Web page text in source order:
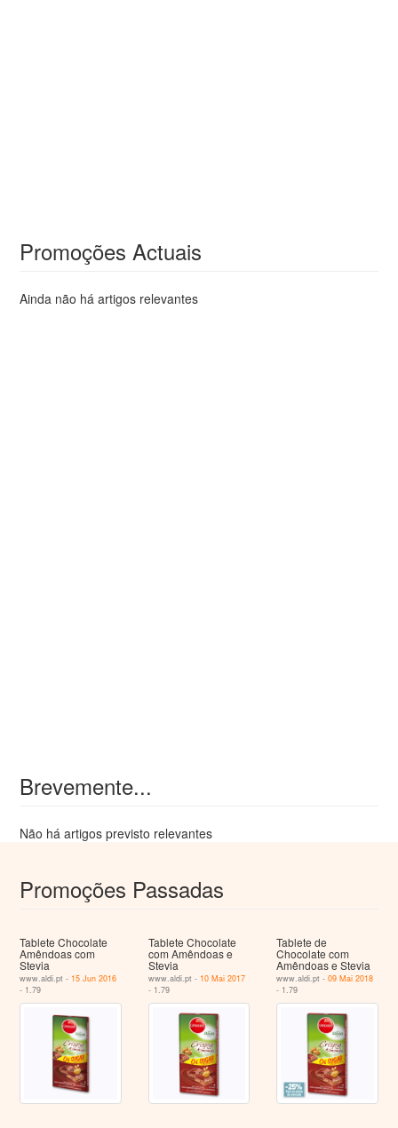
Promoções Actuais
Ainda não há artigos relevantes
Brevemente...
Não há artigos previsto relevantes
Promoções Passadas
Tablete Chocolate
Amêndoas com
Stevia
www.aldi.pt - 15 Jun 2016
- 1.79
Tablete Chocolate
com Amêndoas e
Stevia
www.aldi.pt - 10 Mai 2017
- 1.79
Tablete de
Chocolate com
Amêndoas e Stevia
www.aldi.pt -09 Mai 2018
- 1.79